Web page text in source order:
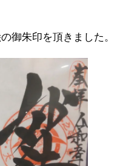
御朱印を頂きました。